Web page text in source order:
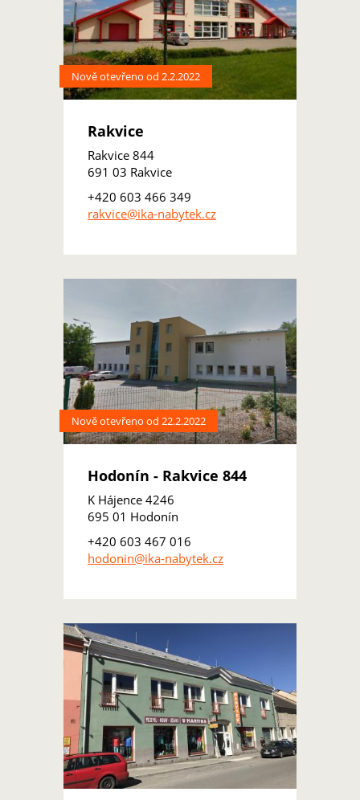
Nově otevřeno od 2.2.2022
Rakvice
Rakvice 844
691 03 Rakvice
+420 603 466 349
rakvice@ika-nabytek.cz
Nově otevřeno od 22.2.2022
Hodonín - Rakvice 844
K Hájence 4246
695 01 Hodonín
+420 603 467 016
hodonin@ika-nabytek.cz